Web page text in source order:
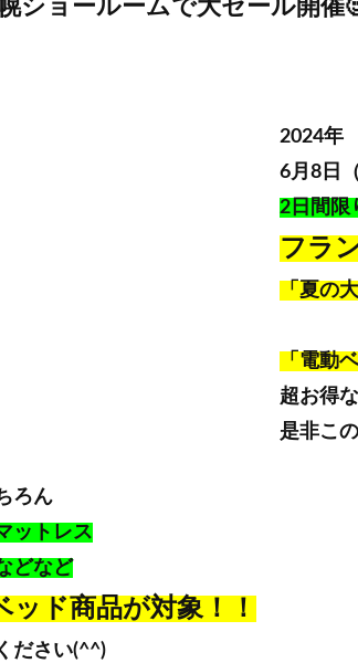
ショールームで大セール開催
2024年
6月8日
2日間限
フラ
「夏の
「電動
超お得
是非こ
ろん
ットレス
どなど
ド商品が対象！！
ださい(^^)